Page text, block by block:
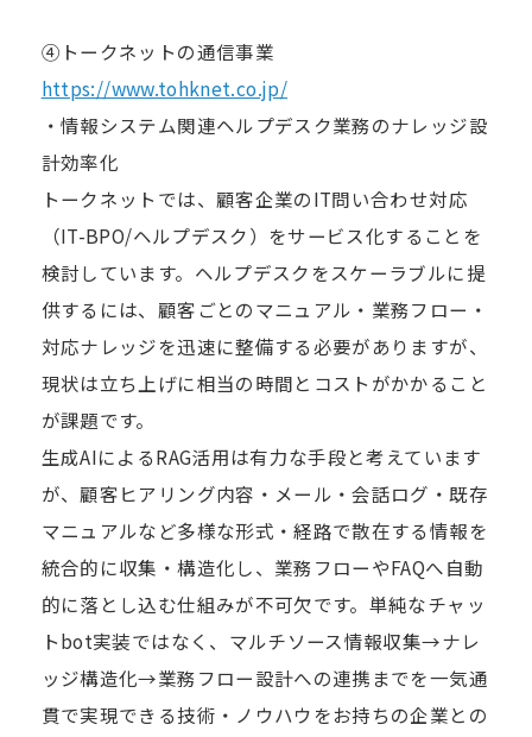
④トークネットの通信事業
https://www.tohknet.co.jp/
・情報システム関連ヘルプデスク業務のナレッジ設
計効率化
トークネットでは、顧客企業のIT問い合わせ対応
（IT-BPO/ヘルプデスク）をサービス化することを
検討しています。ヘルプデスクをスケーラブルに提
供するには、顧客ごとのマニュアル・業務フロー・
対応ナレッジを迅速に整備する必要がありますが、
現状は立ち上げに相当の時間とコストがかかること
が課題です。
生成AIによるRAG活用は有力な手段と考えています
が、顧客ヒアリング内容・メール・会話ログ・既存
マニュアルなど多様な形式・経路で散在する情報を
統合的に収集・構造化し、業務フローやFAQへ自動
的に落とし込む仕組みが不可欠です。単純なチャッ
トbot実装ではなく、マルチソース情報収集→ナレ
ッジ構造化→業務フロー設計への連携までを一気通
貫で実現できる技術・ノウハウをお持ちの企業との